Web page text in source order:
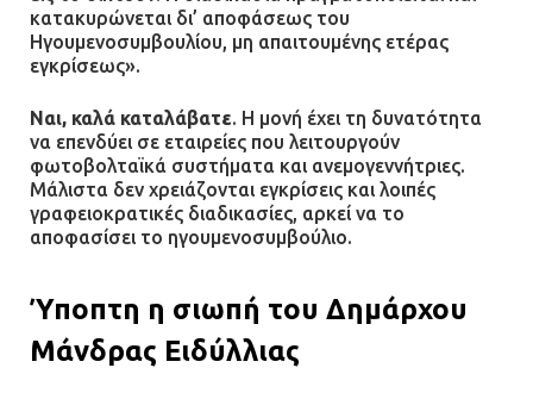
κατακυρώνεται δι’ αποφάσεως του
Ηγουμενοσυμβουλίου, μη απαιτουμένης ετέρας
εγκρίσεως».
Ναι, καλά καταλάβατε. Η μονή έχει τη δυνατότητα
να επενδύει σε εταιρείες που λειτουργούν
φωτοβολταϊκά συστήματα και ανεμογεννήτριες.
Μάλιστα δεν χρειάζονται εγκρίσεις και λοιπές
γραφειοκρατικές διαδικασίες, αρκεί να το
αποφασίσει το ηγουμενοσυμβούλιο.
Ύποπτη η σιωπή του Δημάρχου
Μάνδρας Ειδύλλιας